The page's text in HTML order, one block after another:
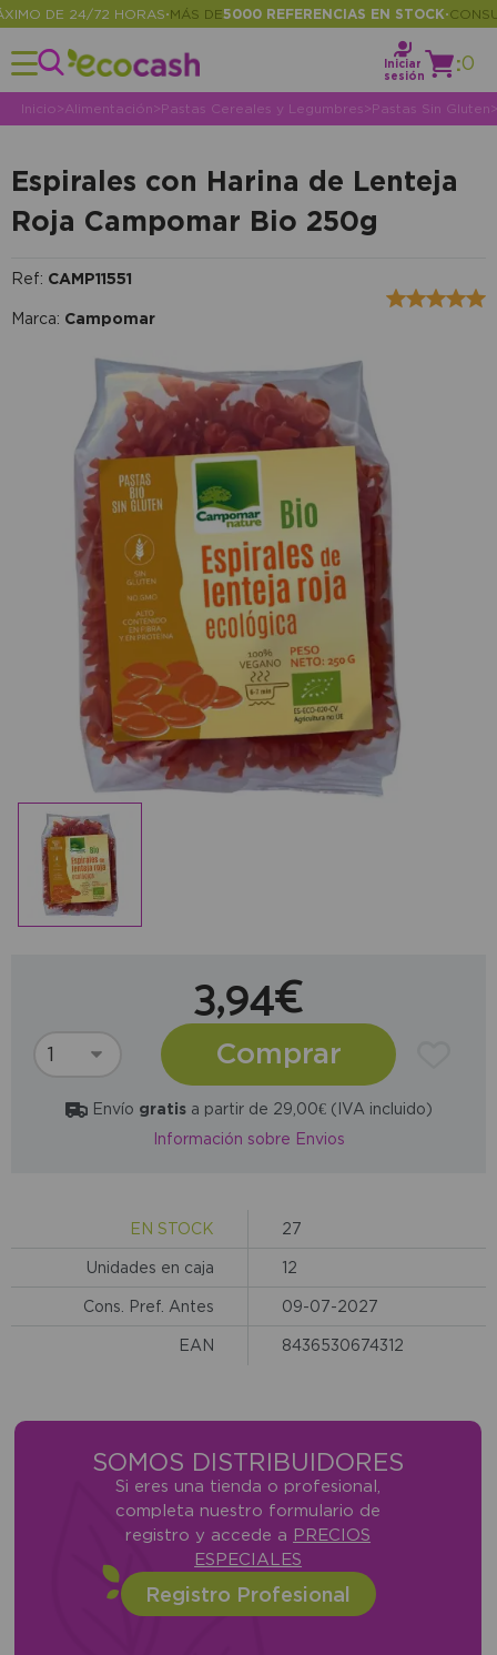
DE 24/72 HORAS• MÁS DE 5000 REFERENCIAS EN STOCK•
Iniciar
sesión
:0
Inicio> Alimentación>Pastas Cereales y Legumbres >Pastas Sin Gluten>
Espirales con Harina de Lenteja
Roja Campomar Bio 250g
Ref: CAMP11551
Marca: Campomar
3,94€
Comprar
Envío gratisa partir de 29,00€ (IVA incluido)
Información sobre Envios
EN STOCK 27
Unidades en caja 12
Cons. Pref. Antes 09-07-2027
EAN 8436530674312
SOMOS DISTRIBUIDORES
Si eres una tienda o profesional,
completa nuestro formulario de
registro y accede a PRECIOS
ESPECIALES
Registro Profesional